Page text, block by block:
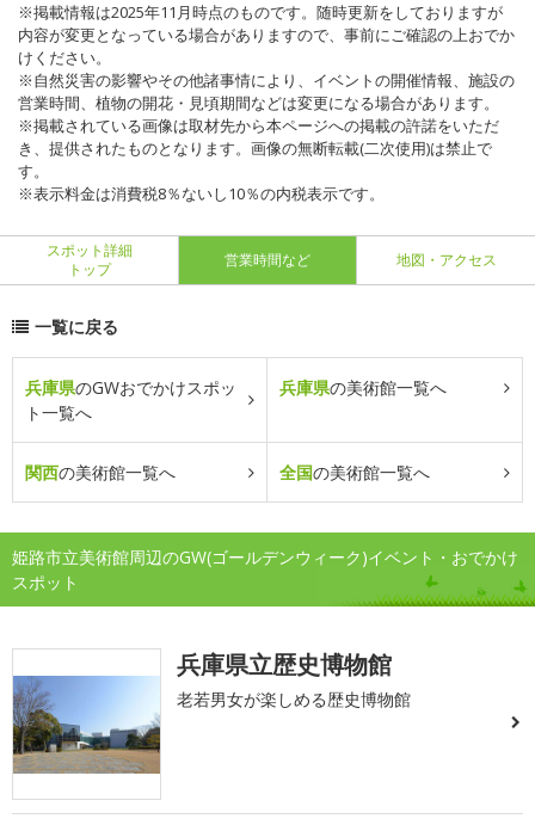
※掲載情報は2025年11月時点のものです。随時更新をしておりますが
内容が変更となっている場合がありますので、事前にご確認の上おでか
けください。
※自然災害の影響やその他諸事情により、イベントの開催情報、施設の
営業時間、植物の開花・見頃期間などは変更になる場合があります。
※掲載されている画像は取材先から本ページへの掲載の許諾をいただ
き、提供されたものとなります。画像の無断転載(二次使用)は禁止で
す。
※表示料金は消費税8％ないし10％の内税表示です。
スポット詳細
トップ
営業時間など 地図・アクセス
一覧に戻る
兵庫県のGWおでかけスポッ
ト一覧へ
兵庫県の美術館一覧へ
関西の美術館一覧へ 全国の美術館一覧へ
姫路市立美術館周辺のGW(ゴールデンウィーク)イベント・おでかけ
スポット
兵庫県立歴史博物館
老若男女が楽しめる歴史博物館